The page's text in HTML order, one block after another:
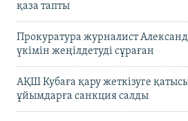
қаза тапты
Прокуратура журналист
үкімін жеңілдетуді сұраған
АҚШ Кубаға қару жеткізуге
ұйымдарға санкция салды